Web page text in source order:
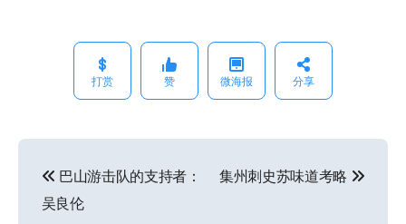
打赏 赞 微海报 分享
文
章
巴山游击队的支持者：
吴良伦
集州刺史苏味道考略